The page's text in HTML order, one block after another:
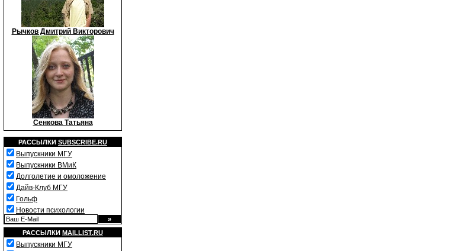
Рычков Дмитрий Викторович
Сенкова Татьяна
РАССЫЛКИ SUBSCRIBE.RU
Выпускники МГУ
Выпускники ВМиК
Долголетие и омоложение
Дайв-Клуб МГУ
Гольф
Новости психологии
РАССЫЛКИ MAILLIST.RU
Выпускники МГУ